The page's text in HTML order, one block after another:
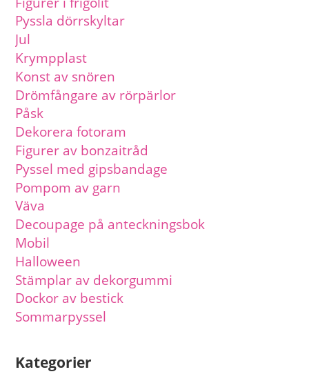
Pyssla dörrskyltar
Jul
Krympplast
Konst av snören
Drömfångare av rörpärlor
Påsk
Dekorera fotoram
Figurer av bonzaitråd
Pyssel med gipsbandage
Pompom av garn
Väva
Decoupage på anteckningsbok
Mobil
Halloween
Stämplar av dekorgummi
Dockor av bestick
Sommarpyssel
Kategorier